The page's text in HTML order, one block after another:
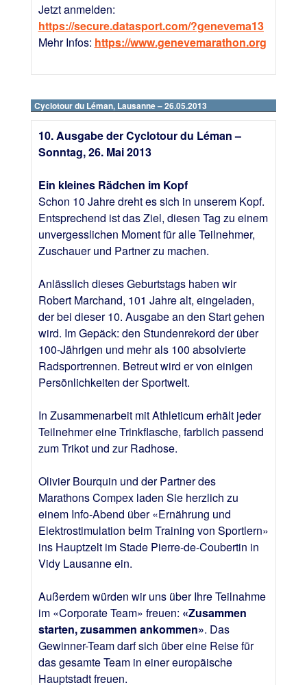
Jetzt anmelden:
https://secure.datasport.com/?genevema13
Mehr Infos: https://www.genevemarathon.org
Cyclotour du Léman, Lausanne – 26.05.2013
10. Ausgabe der Cyclotour du Léman –
Sonntag, 26. Mai 2013
Ein kleines Rädchen im Kopf
Schon 10 Jahre dreht es sich in unserem Kopf.
Entsprechend ist das Ziel, diesen Tag zu einem
unvergesslichen Moment für alle Teilnehmer,
Zuschauer und Partner zu machen.
Anlässlich dieses Geburtstags haben wir
Robert Marchand, 101 Jahre alt, eingeladen,
der bei dieser 10. Ausgabe an den Start gehen
wird. Im Gepäck: den Stundenrekord der über
100-Jährigen und mehr als 100 absolvierte
Radsportrennen. Betreut wird er von einigen
Persönlichkeiten der Sportwelt.
In Zusammenarbeit mit Athleticum erhält jeder
Teilnehmer eine Trinkflasche, farblich passend
zum Trikot und zur Radhose.
Olivier Bourquin und der Partner des
Marathons Compex laden Sie herzlich zu
einem Info-Abend über «Ernährung und
Elektrostimulation beim Training von Sportlern»
ins Hauptzelt im Stade Pierre-de-Coubertin in
Vidy Lausanne ein.
Außerdem würden wir uns über Ihre Teilnahme
im «Corporate Team» freuen: «Zusammen
starten, zusammen ankommen». Das
Gewinner-Team darf sich über eine Reise für
das gesamte Team in einer europäische
Hauptstadt freuen.